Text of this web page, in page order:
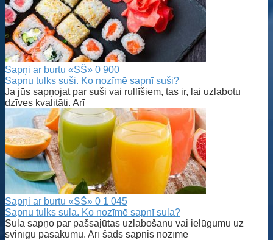
Sapņi ar burtu «SŠ» 0 900
Sapnu tulks suši. Ko nozīmē sapnī suši?
Ja jūs sapņojat par suši vai rullīšiem, tas ir, lai uzlabotu
dzīves kvalitāti. Arī
Sapņi ar burtu «SŠ» 0 1 045
Sapnu tulks sula. Ko nozīmē sapnī sula?
Sula sapņo par pašsajūtas uzlabošanu vai ielūgumu uz
svinīgu pasākumu. Arī šāds sapnis nozīmē